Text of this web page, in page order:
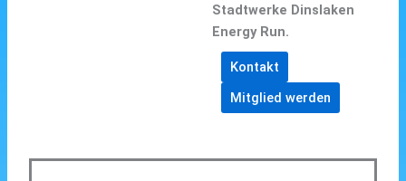
Stadtwerke Dinslaken
Energy Run.
Kontakt
Mitglied werden